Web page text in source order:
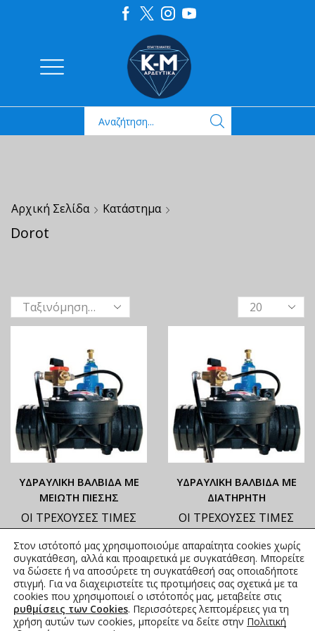
Αρχική Σελίδα Κατάστημα
Dorot
ΥΔΡΑΥΛΙΚΗ ΒΑΛΒΙΔΑ ΜΕ
ΜΕΙΩΤΗ ΠΙΕΣΗΣ
ΟΙ ΤΡΕΧΟΥΣΕΣ ΤΙΜΕΣ
ΑΝΗΡΤΗΜΕΝΟ PDF
235,60€– 248,00€ συμπ.
Φ.Π.Α.
ΥΔΡΑΥΛΙΚΗ ΒΑΛΒΙΔΑ ΜΕ
ΔΙΑΤΗΡΗΤΗ
ΟΙ ΤΡΕΧΟΥΣΕΣ ΤΙΜΕΣ
ΑΝΗΡΤΗΜΕΝΟ PDF
198,40€ –235,60€ συμπ.
Φ.Π.Α.
Στον ιστότοπό μας χρησιμοποιούμε απαραίτητα cookies χωρίς
συγκατάθεση, αλλά και προαιρετικά με συγκατάθεση. Μπορείτε
να δώσετε ή να αποσύρετε τη συγκατάθεσή σας οποιαδήποτε
στιγμή. Για να διαχειριστείτε τις προτιμήσεις σας σχετικά με τα
cookies που χρησιμοποιεί ο ιστότοπός μας, μεταβείτε στις
ρυθμίσεις των Cookies. Περισσότερες λεπτομέρειες για τη
χρήση αυτών των cookies, μπορείτε να δείτε στην Πολιτική